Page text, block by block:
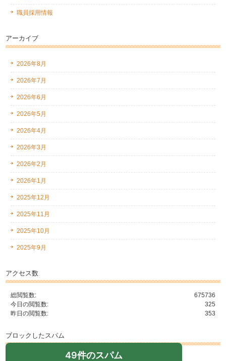
職員採用情報
アーカイブ
2026年8月
2026年7月
2026年6月
2026年5月
2026年4月
2026年3月
2026年2月
2026年1月
2025年12月
2025年11月
2025年10月
2025年9月
アクセス数
675736
総閲覧数:
325
今日の閲覧数:
353
昨日の閲覧数:
ブロックしたスパム
49件のスパム